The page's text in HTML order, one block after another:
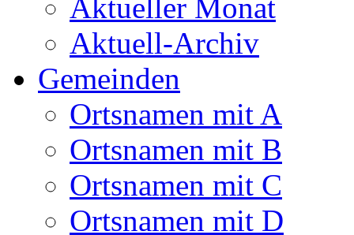
Aktueller Monat
Aktuell-Archiv
Gemeinden
Ortsnamen mit A
Ortsnamen mit B
Ortsnamen mit C
Ortsnamen mit D